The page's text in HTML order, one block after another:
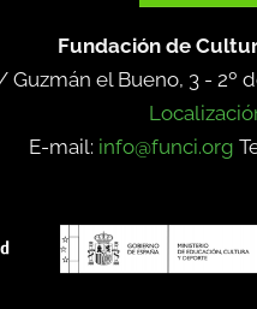
Fundación de
Guzmán el Bueno, 3 - 2º
E-mail: info@funci.org